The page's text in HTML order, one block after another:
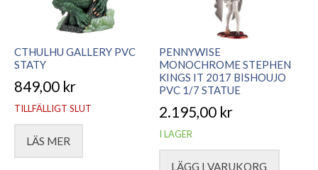
CTHULHU GALLERY PVC
STATY
849,00 kr
TILLFÄLLIGT SLUT
LÄS MER
PENNYWISE
MONOCHROME STEPHEN
KINGS IT 2017 BISHOUJO
PVC 1/7 STATUE
2.195,00 kr
I LAGER
LÄGG I VARUKORG